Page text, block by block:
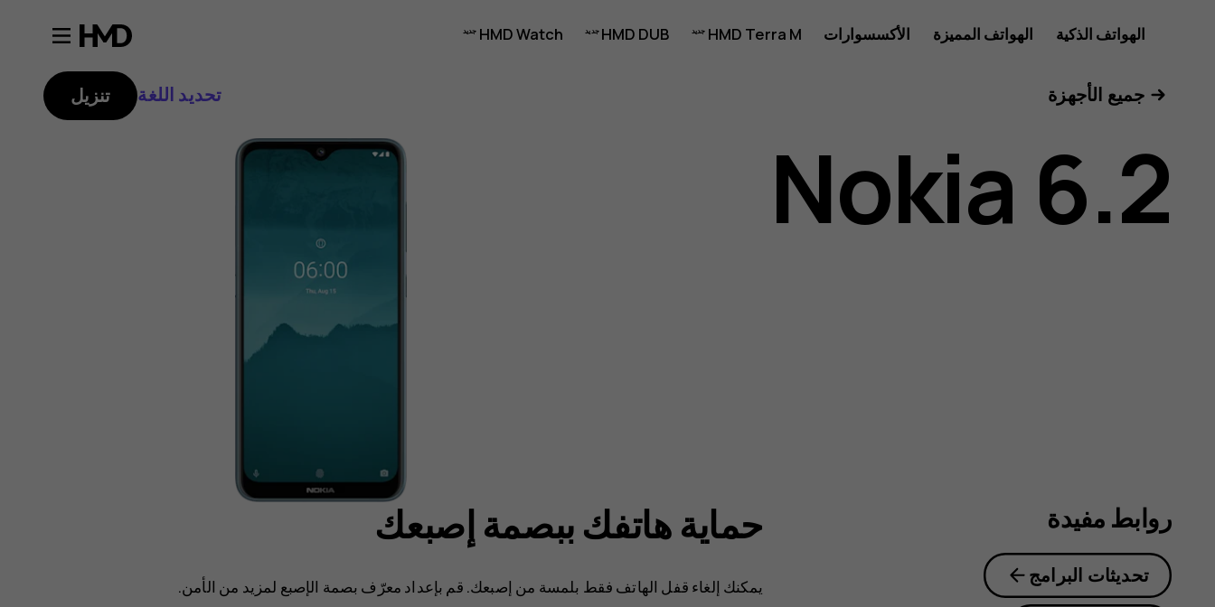
دليل
مستخدم
هاتف
الهواتف الذكية الهواتف المميزة الأكسسوارات HMD Terra M
HMD DUB
HMD Watch
جميع الأجهزة تحديد اللغة تنزيل
Nokia 6.2
حماية هاتفك ببصمة إصبعك
يمكنك إلغاء قفل الهاتف فقط بلمسة من إصبعك. قم بإعداد معرّف بصمة الإصبع لمزيد من الأمن.
روابط مفيدة
تحديثات البرامج